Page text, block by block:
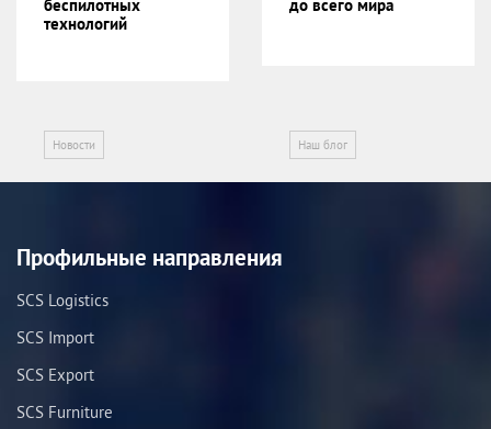
Новости
беспилотных
технологий
Наш блог
до всего мира
Профильные направления
SCS Logistics
SCS Import
SCS Export
SCS Furniture